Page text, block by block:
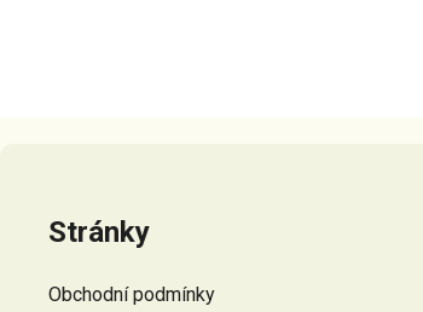
Stránky
Obchodní podmínky